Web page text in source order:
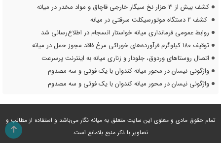
کشف بیش از ۳ هزار نخ سیگار خارجی قاچاق و مواد مخدر در میانه
کشف ۲ دستگاه موتورسیکلت سرقتی در میانه
روابط عمومی فرمانداری میانه خواستار انسجام در اطلاع‌رسانی شد
توقیف ۱۸۰ کیلوگرم فرآورده‌های خوراکی مرغ فاقد مجوز حمل در میانه
اتصال روستاهای وردوق، جلودار و زناری میانه به اینترنت پرسرعت
واژگونی نیسان در محور میانه کندوان با یک فوتی و سه مصدوم
واژگونی نیسان در محور میانه کندوان با یک فوتی و سه مصدوم
تمام حقوق مادی و معنوی این سایت متعلق به میانه نگار می‌باشد و استفاده از مطالب و
تصاویر با ذکر منبع بلامانع است.